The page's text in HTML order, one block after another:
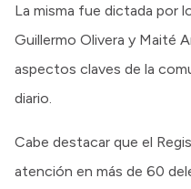
La misma fue dictada por
Guillermo Olivera y Maité
aspectos claves de la
diario.
Cabe destacar que el
atención en más de 60